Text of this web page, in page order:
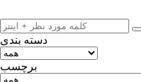
دسته بندی
برچسب